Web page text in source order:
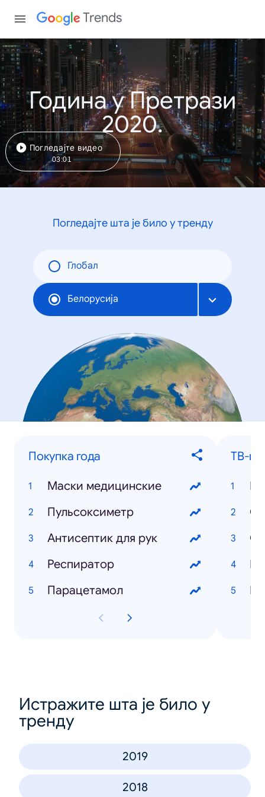
Trends
Година у Претрази
2020.
Погледајте видео
03:01
Погледајте шта је било у тренду
Глобал
Белорусија
Покупка года
Маски медицинские
Пульсоксиметр
Антисептик для рук
Респиратор
Парацетамол
ТВ-
Истражите шта је било у
тренду
2019
2018